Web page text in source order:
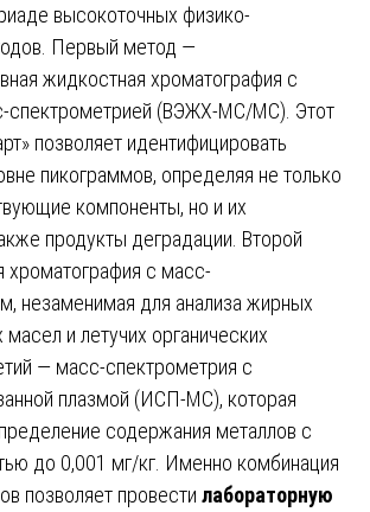
высокоточных физико-
Первый метод —
жидкостная хроматография с
спектрометрией (ВЭЖХ-МС/МС). Этот
позволяет идентифицировать
пикограммов, определяя не только
компоненты, но и их
продукты деградации. Второй
хроматография с масс-
незаменимая для анализа жирных
и летучих органических
— масс-спектрометрия с
плазмой (ИСП-МС), которая
содержания металлов с
до 0,001 мг/кг. Именно комбинация
позволяет провести лабораторную